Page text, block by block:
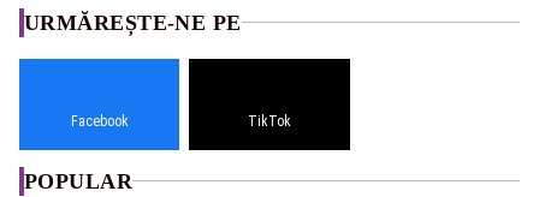
URMĂREȘTE-NE PE
Facebook TikTok
POPULAR